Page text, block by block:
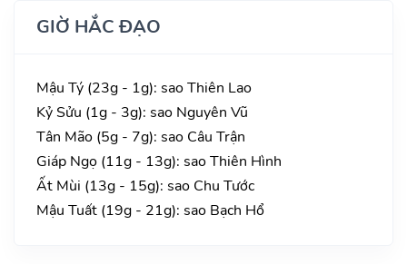
GIỜ HẮC ĐẠO
Mậu Tý (23g - 1g): sao Thiên Lao
Kỷ Sửu (1g - 3g): sao Nguyên Vũ
Tân Mão (5g - 7g): sao Câu Trận
Giáp Ngọ (11g - 13g): sao Thiên Hình
Ất Mùi (13g - 15g): sao Chu Tước
Mậu Tuất (19g - 21g): sao Bạch Hổ